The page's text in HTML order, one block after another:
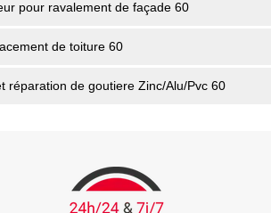
pour ravalement de façade 60
de toiture 60
réparation de goutiere Zinc/Alu/Pvc 60